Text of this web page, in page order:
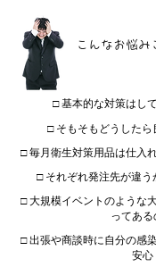
​□ 基本的な対策はし
こんなお悩み
​□ そもそもどうした
​□ 毎月衛生対策用品は仕入
​□ それぞれ発注先が違
​□ 大規模イベントのような
ってある
​□ 出張や商談時に自分の感
安心